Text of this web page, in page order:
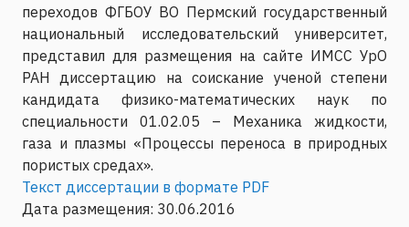
переходов ФГБОУ ВО Пермский государственный
национальный исследовательский университет,
представил для размещения на сайте ИМСС УрО
РАН диссертацию на соискание ученой степени
кандидата физико-математических наук по
специальности 01.02.05 – Механика жидкости,
газа и плазмы «Процессы переноса в природных
пористых средах».
Текст диссертации в формате PDF
Дата размещения: 30.06.2016